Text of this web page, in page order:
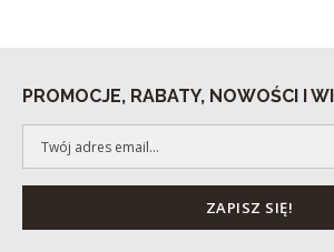
PROMOCJE, RABATY, NOWOŚCI I